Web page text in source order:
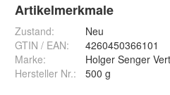
Artikelmerkmale
Zustand:
Neu
GTIN / EAN:
4260450366101
Marke:
Holger Senger
Hersteller Nr.:
500 g